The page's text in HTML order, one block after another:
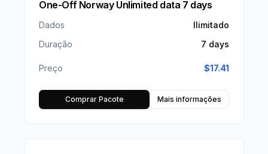
One-Off Norway Unlimited data 7 days
Dados
Ilimitado
Duração
7 days
Preço $17.41
Comprar Pacote Mais informações